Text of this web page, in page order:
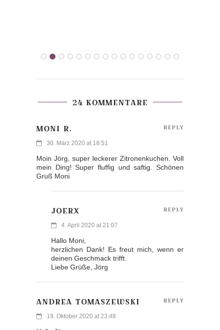
24 KOMMENTARE
MONI R.
30. März 2020 at 18:51
Moin Jörg, super leckerer Zitronenkuchen. Voll
mein Ding! Super fluffig und saftig. Schönen
Gruß Moni
REPLY
JOERX
4. April 2020 at 21:07
Hallo Moni,
herzlichen Dank! Es freut mich, wenn er
deinen Geschmack trifft.
Liebe Grüße, Jörg
REPLY
ANDREA TOMASZEWSKI
19. Oktober 2020 at 23:48
REPLY